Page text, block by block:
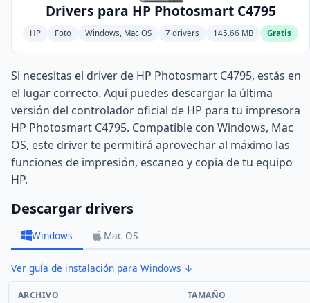
Drivers para HP Photosmart C4795
HP Foto Windows, Mac OS 7 drivers 145.66 MB Gratis
Si necesitas el driver de HP Photosmart C4795, estás en
el lugar correcto. Aquí puedes descargar la última
versión del controlador oficial de HP para tu impresora
HP Photosmart C4795. Compatible con Windows, Mac
OS, este driver te permitirá aprovechar al máximo las
funciones de impresión, escaneo y copia de tu equipo
HP.
Descargar drivers
Windows Mac OS
Ver guía de instalación para Windows ↓
ARCHIVO TAMAÑO